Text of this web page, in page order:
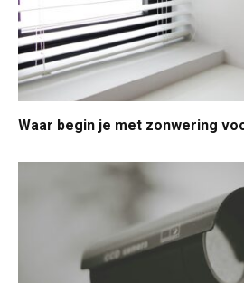
Waar begin je met zonwering